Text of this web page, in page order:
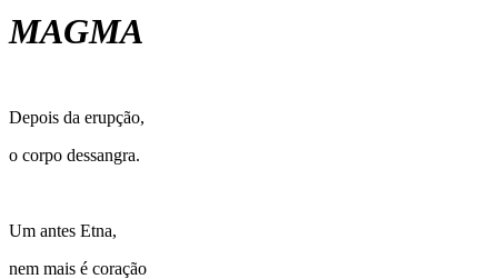
MAGMA
Depois da erupção,
o corpo dessangra.
Um antes Etna,
nem mais é coração